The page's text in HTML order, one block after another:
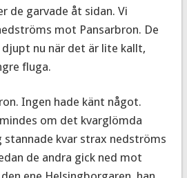
de garvade åt sidan. Vi
mot Pansarbron. De
nu när det är lite kallt,
fluga.
Ingen hade känt något.
om det kvarglömda
stannade kvar strax nedströms
de andra gick ned mot